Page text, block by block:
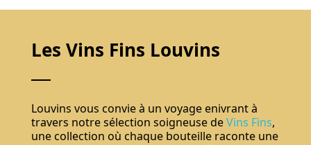
Les Vins Fins Louvins
Louvins vous convie à un voyage enivrant à
travers notre sélection soigneuse deVins Fins,
une collection où chaque bouteille raconte une